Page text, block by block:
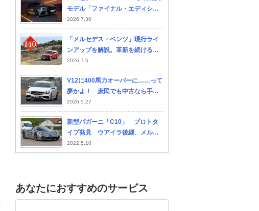
モデル「ファイナル・エディショ
ン」登場 イエローのアクセント
が映える特別仕様車
2026.7.30
「メルセデス・ベンツ」現行ライ
ンアップを解説。革新を続ける伝
統ブランドの現在地
2026.7.5
V12に400馬力オーバーに……って
夢かよ！ 庶民でも中古なら手に
入る輸入高級車４台
2026.5.27
新型パガーニ「C10」 プロトタ
イプ発見 ウアイラ後継、メルセ
デスAMG製6.0L V12搭載か
2022.5.10
あなたにおすすめのサービス